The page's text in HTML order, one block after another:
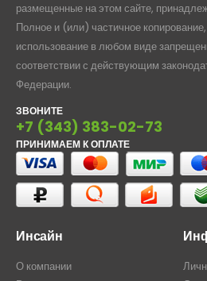
размещенные на этом сайте,
Полное и (или) частичное
использование в любом виде
соответствии с действующим
Федерации.
ЗВОНИТЕ
+7 (343) 383-02-73
ПРИНИМАЕМ К ОПЛАТЕ
Инсайн
О компании